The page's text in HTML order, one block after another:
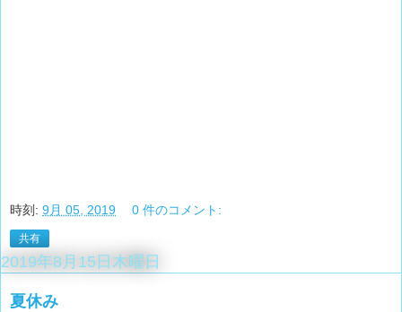
時刻: 9月 05, 2019 0 件のコメント:
共有
2019年8月15日木曜日
夏休み